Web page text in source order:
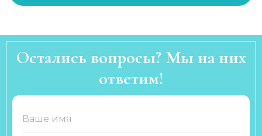
Остались вопросы? Мы на них
ответим!